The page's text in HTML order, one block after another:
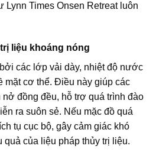
Times Onsen Retreat luôn
liệu khoáng nóng
các lớp vải dày, nhiệt độ nước
mặt cơ thể. Điều này giúp các
đồng đều, hỗ trợ quá trình đào
ra suôn sẻ. Nếu mặc đồ quá
tụ cục bộ, gây cảm giác khó
quả của liệu pháp thủy trị liệu.